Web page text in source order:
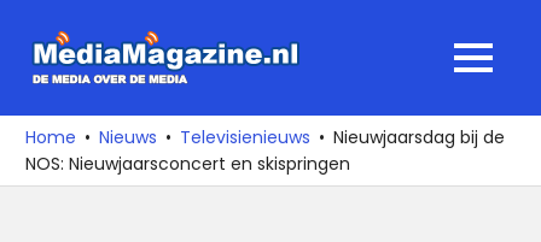
naar
media
over
de
MENU
Home Nieuws Televisienieuws
Nieuwjaarsdag bij de
NOS: Nieuwjaarsconcert en skispringen